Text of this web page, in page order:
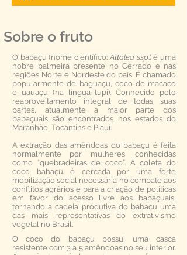
Sobre o fruto
O babaçu (nome científico: Attalea ssp .) é uma
nobre palmeira presente no Cerrado e nas
regiões Norte e Nordeste do país. É chamado
popularmente de baguaçu, coco-de-macaco
e uauaçu (na língua tupi). Conhecido pelo
reaproveitamento integral de todas suas
partes, atualmente a maior parte dos
babaçuais são encontrados nos estados do
Maranhão, Tocantins e Piauí.
A extração das amêndoas do babaçu é feita
normalmente por mulheres, conhecidas
como “quebradeiras de coco”. A coleta do
coco babaçu é cercada por uma forte
mobilização social necessária no combate aos
conflitos agrários e para a criação de políticas
em favor do acesso livre aos babaçuais,
tornando a cadeia produtiva do babaçu uma
das mais representativas do extrativismo
vegetal no Brasil.
O coco do babaçu possui uma casca
resistente com 3 a 5 amêndoas no seu interior.